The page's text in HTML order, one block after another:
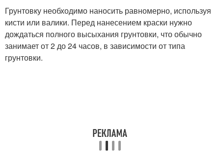
Грунтовку необходимо наносить равномерно, используя
кисти или валики. Перед нанесением краски нужно
дождаться полного высыхания грунтовки, что обычно
занимает от 2 до 24 часов, в зависимости от типа
грунтовки.